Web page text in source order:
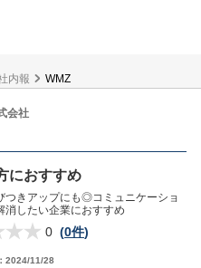
内報 WMZ
会社
におすすめ
つきアップにも◎コミュニケーショ
消したい企業におすすめ
0 (0件)
2024/11/28